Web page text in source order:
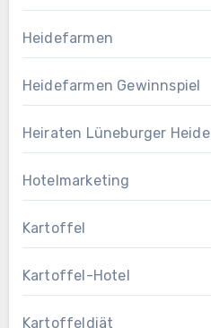
Heidefarmen
Heidefarmen Gewinnspiel
Heiraten Lüneburger Heide
Hotelmarketing
Kartoffel
Kartoffel-Hotel
Kartoffeldiät